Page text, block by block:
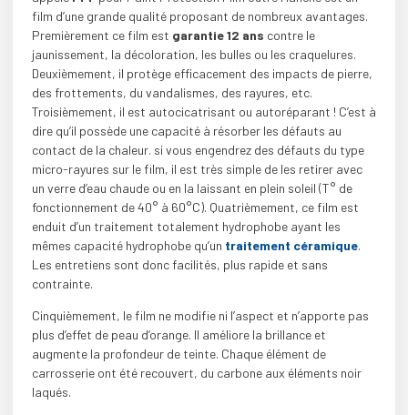
film d’une grande qualité proposant de nombreux avantages.
Premièrement ce film est garantie 12 ans contre le
jaunissement, la décoloration, les bulles ou les craquelures.
Deuxièmement, il protège efficacement des impacts de pierre,
des frottements, du vandalismes, des rayures, etc.
Troisièmement, il est autocicatrisant ou autoréparant ! C’est à
dire qu’il possède une capacité à résorber les défauts au
contact de la chaleur. si vous engendrez des défauts du type
micro-rayures sur le film, il est très simple de les retirer avec
un verre d’eau chaude ou en la laissant en plein soleil (T° de
fonctionnement de 40° à 60°C). Quatrièmement, ce film est
enduit d’un traitement totalement hydrophobe ayant les
mêmes capacité hydrophobe qu’un traitement céramique.
Les entretiens sont donc facilités, plus rapide et sans
contrainte.
Cinquièmement, le film ne modifie ni l’aspect et n’apporte pas
plus d’effet de peau d’orange. Il améliore la brillance et
augmente la profondeur de teinte. Chaque élément de
carrosserie ont été recouvert, du carbone aux éléments noir
laqués.